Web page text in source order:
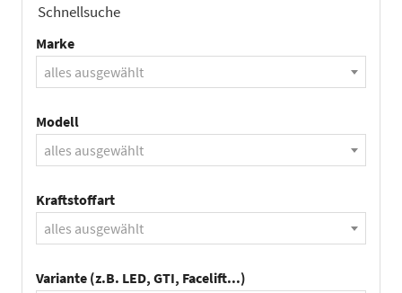
Schnellsuche
Marke
alles ausgewählt
Modell
alles ausgewählt
Kraftstoffart
alles ausgewählt
Variante (z.B. LED, GTI, Facelift...)